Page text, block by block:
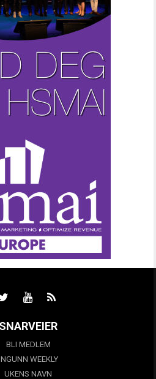
SNARVEIER
BLI MEDLEM
WEEKLY
UKENS NAVN